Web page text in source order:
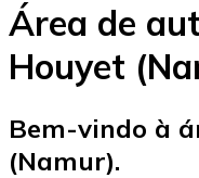
Área de
Houyet
Bem-vindo à
(Namur).